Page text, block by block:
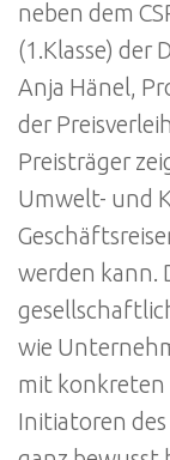
neben dem
(1.Klasse) der
Anja Hänel,
der
Preisträger
Umwelt- und
werden kann.
wie
mit konkreten
Initiatoren